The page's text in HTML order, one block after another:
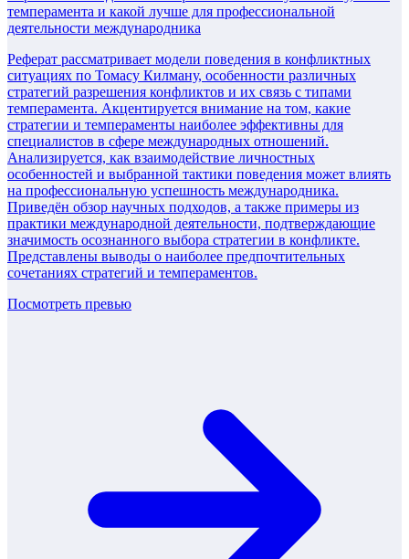
темперамента и какой лучше для профессиональной
деятельности международника
Реферат рассматривает модели поведения в конфликтных
ситуациях по Томасу Килману, особенности различных
стратегий разрешения конфликтов и их связь с типами
темперамента. Акцентируется внимание на том, какие
стратегии и темпераменты наиболее эффективны для
специалистов в сфере международных отношений.
Анализируется, как взаимодействие личностных
особенностей и выбранной тактики поведения может влиять
на профессиональную успешность международника.
Приведён обзор научных подходов, а также примеры из
практики международной деятельности, подтверждающие
значимость осознанного выбора стратегии в конфликте.
Представлены выводы о наиболее предпочтительных
сочетаниях стратегий и темпераментов.
Посмотреть превью